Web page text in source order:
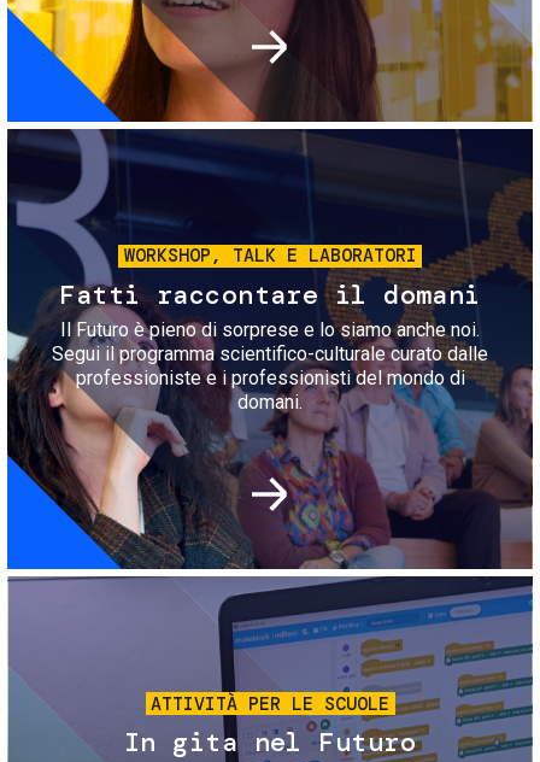
Immagine
WORKSHOP, TALK E LABORATORI
Fatti raccontare il domani
Il Futuro è pieno di sorprese e lo siamo anche noi.
Segui il programma scientifico-culturale curato dalle
professioniste e i professionisti del mondo di
domani.
Immagine
ATTIVITÀ PER LE SCUOLE
In gita nel Futuro